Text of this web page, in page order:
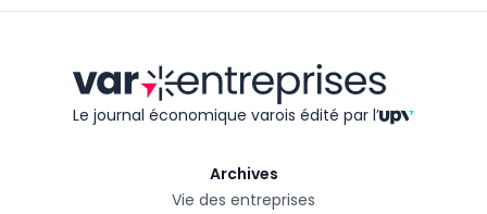
Le journal économique varois édité par l’
Archives
Vie des entreprises